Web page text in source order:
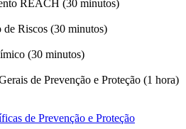
REACH (30 minutos)
Riscos (30 minutos)
(30 minutos)
de Prevenção e Proteção (1 hora)
de Prevenção e Proteção